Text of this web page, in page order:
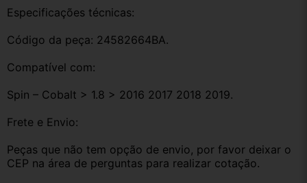
Especificações técnicas:
Código da peça: 24582664BA.
Compatível com:
Spin – Cobalt > 1.8 > 2016 2017 2018 2019.
Frete e Envio:
Peças que não tem opção de envio, por favor deixar o
CEP na área de perguntas para realizar cotação.